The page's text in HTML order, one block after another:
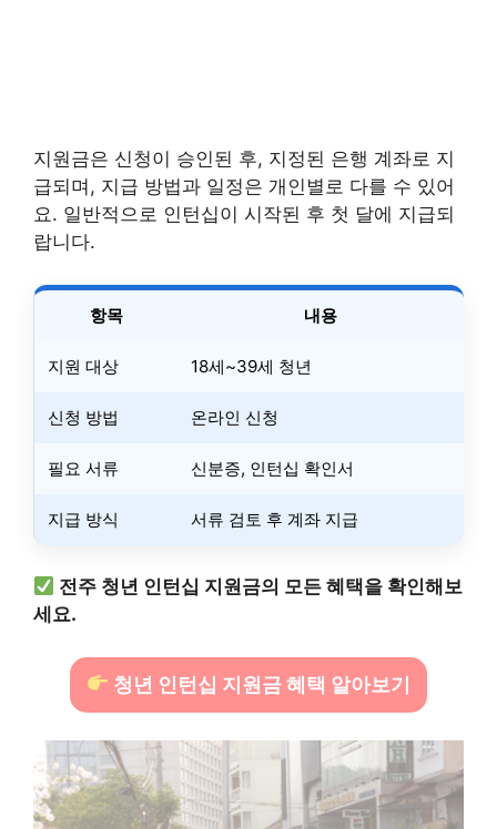
지원금은 신청이 승인된 후, 지정된 은행 계좌로 지
급되며, 지급 방법과 일정은 개인별로 다를 수 있어
요. 일반적으로 인턴십이 시작된 후 첫 달에 지급되
랍니다.
항목 내용
지원 대상 18세~39세 청년
신청 방법 온라인 신청
필요 서류 신분증, 인턴십 확인서
지급 방식 서류 검토 후 계좌 지급
전주 청년 인턴십 지원금의 모든 혜택을 확인해보
세요.
청년 인턴십 지원금 혜택 알아보기